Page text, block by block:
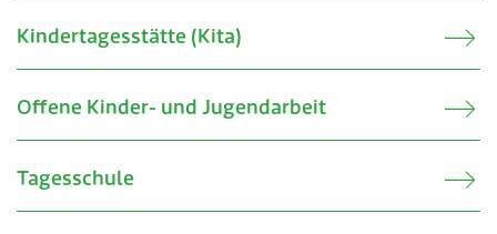
Kindertagesstätte (Kita)
Offene Kinder- und Jugendarbeit
Tagesschule
Sicherheit
Über Lengnau
Wirtschaft
Schnupperlehre / Lehrstelle
Gemeindenetzwerke